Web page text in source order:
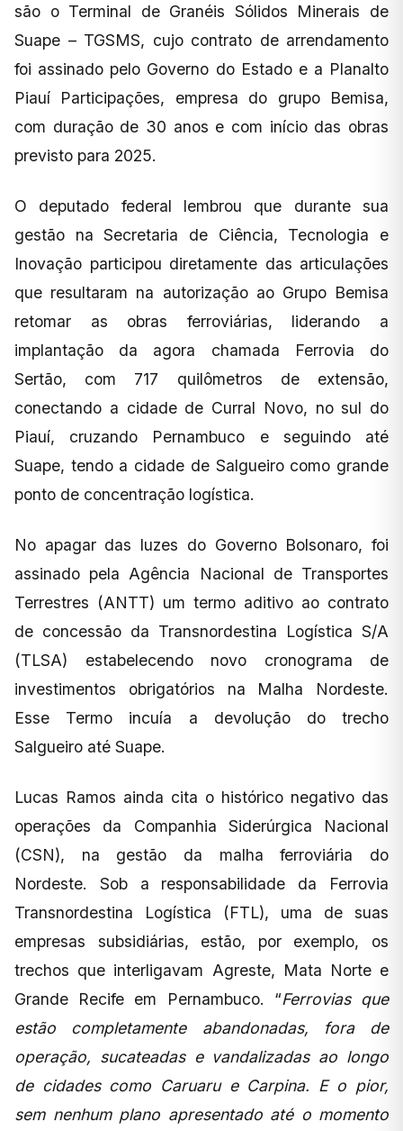
são o Terminal de Granéis Sólidos Minerais de
Suape – TGSMS, cujo contrato de arrendamento
foi assinado pelo Governo do Estado e a Planalto
Piauí Participações, empresa do grupo Bemisa,
com duração de 30 anos e com início das obras
previsto para 2025.
O deputado federal lembrou que durante sua
gestão na Secretaria de Ciência, Tecnologia e
Inovação participou diretamente das articulações
que resultaram na autorização ao Grupo Bemisa
retomar as obras ferroviárias, liderando a
implantação da agora chamada Ferrovia do
Sertão, com 717 quilômetros de extensão,
conectando a cidade de Curral Novo, no sul do
Piauí, cruzando Pernambuco e seguindo até
Suape, tendo a cidade de Salgueiro como grande
ponto de concentração logística.
No apagar das luzes do Governo Bolsonaro, foi
assinado pela Agência Nacional de Transportes
Terrestres (ANTT) um termo aditivo ao contrato
de concessão da Transnordestina Logística S/A
(TLSA) estabelecendo novo cronograma de
investimentos obrigatórios na Malha Nordeste.
Esse Termo incuía a devolução do trecho
Salgueiro até Suape.
Lucas Ramos ainda cita o histórico negativo das
operações da Companhia Siderúrgica Nacional
(CSN), na gestão da malha ferroviária do
Nordeste. Sob a responsabilidade da Ferrovia
Transnordestina Logística (FTL), uma de suas
empresas subsidiárias, estão, por exemplo, os
trechos que interligavam Agreste, Mata Norte e
Grande Recife em Pernambuco. “Ferrovias que
estão completamente abandonadas, fora de
operação, sucateadas e vandalizadas ao longo
de cidades como Caruaru e Carpina. E o pior,
sem nenhum plano apresentado até o momento